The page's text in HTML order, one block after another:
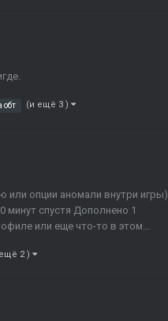
обт (и ещё 3 )
или опции аномали внутри игры)
минут спустя Дополнено 1
или еще что-то в этом...
2 )